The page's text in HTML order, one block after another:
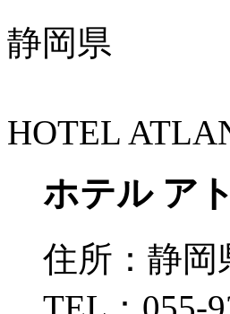
静岡県
HOTEL
ホテル ア
住所： 静岡